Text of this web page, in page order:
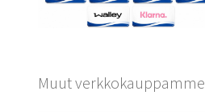
Muut verkkokauppamme